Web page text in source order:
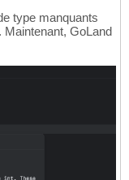
type manquants
Maintenant, GoLand